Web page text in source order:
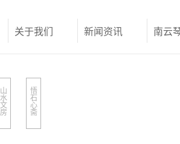
关于我们 新闻资讯 南云
山
水
文
房
悟
石
心
斋